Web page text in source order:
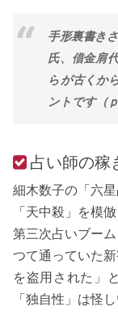
手形裏書き
氏、借金肩
らが古くか
ントです（
占い師の稼
細木数子の「六
「天中殺」を模
第三次占いブー
つて通っていた
を盗用された」
「独自性」は怪